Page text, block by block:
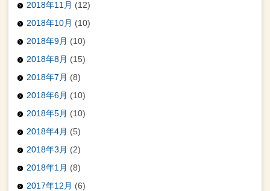
2018年11月 (12)
2018年10月 (10)
2018年9月 (10)
2018年8月 (15)
2018年7月 (8)
2018年6月 (10)
2018年5月 (10)
2018年4月 (5)
2018年3月 (2)
2018年1月 (8)
2017年12月 (6)